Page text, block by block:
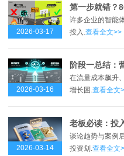
2026-03-17
许多企业的智能
投入.查看全文>>
2026-03-16
在流量成本飙升
增长困.查看全文
2026-03-14
谈论趋势与案例
投资划.查看全文